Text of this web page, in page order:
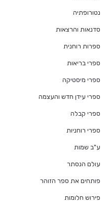
נטורופתיה
סדנאות והרצאות
ספרות רוחנית
ספרי בריאות
ספרי מיסטיקה
ספרי עידן חדש והעצמה
ספרי קבלה
ספרי רוחניות
ע"ב שמות
עולם הנסתר
פותחים את ספר הזוהר
פירוש חלומות